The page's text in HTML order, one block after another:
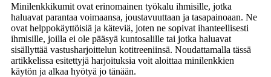
Minilenkkikumit ovat erinomainen työkalu ihmisille, jotka
haluavat parantaa voimaansa, joustavuuttaan ja tasapainoaan. Ne
ovat helppokäyttöisiä ja käteviä, joten ne sopivat ihanteellisesti
ihmisille, joilla ei ole pääsyä kuntosalille tai jotka haluavat
sisällyttää vastusharjoittelun kotitreeniinsä. Noudattamalla tässä
artikkelissa esitettyjä harjoituksia voit aloittaa minilenkkien
käytön ja alkaa hyötyä jo tänään.